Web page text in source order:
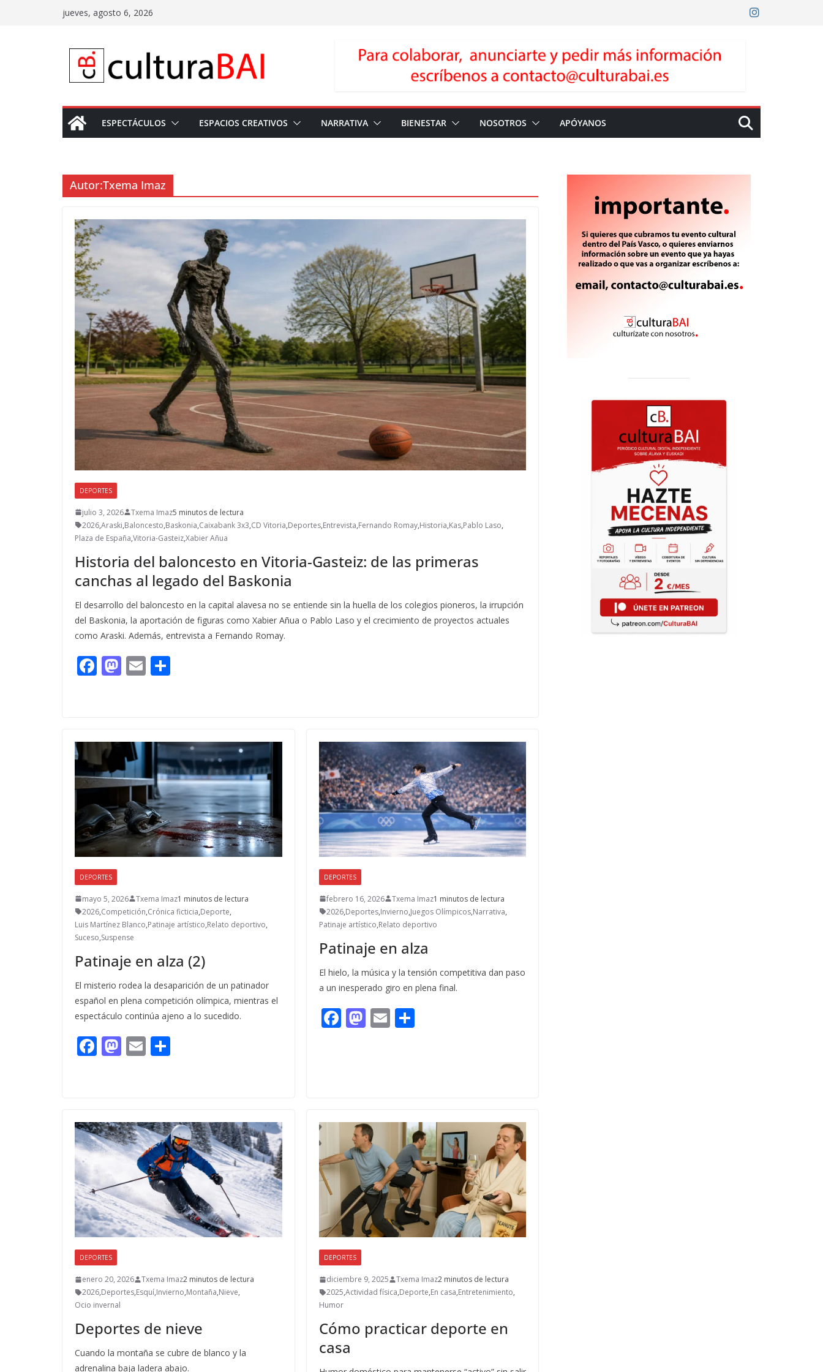
jueves, agosto 6, 2026
ESPECTÁCULOS ESPACIOS CREATIVOS NARRATIVA BIENESTAR NOSOTROS APÓYANOS
Autor:Txema Imaz
DEPORTES
julio 3, 2026 Txema Imaz5 minutos de lectura
2026,Araski,Baloncesto,Baskonia,Caixabank 3x3,CD Vitoria,Deportes,Entrevista,Fernando Romay,Historia,Kas,Pablo Laso,
Plaza de España,Vitoria-Gasteiz,Xabier Añua
Historia del baloncesto en Vitoria-Gasteiz: de las primeras
canchas al legado del Baskonia
El desarrollo del baloncesto en la capital alavesa no se entiende sin la huella de los colegios pioneros, la irrupción
del Baskonia, la aportación de figuras como Xabier Añua o Pablo Laso y el crecimiento de proyectos actuales
como Araski. Además, entrevista a Fernando Romay.
F
o
o
k
M
o
n
E
ar
ti
r
DEPORTES
mayo 5, 2026 Txema Imaz1 minutos de lectura
2026,Competición,Crónica ficticia,Deporte,
Luis Martínez Blanco,Patinaje artístico,Relato deportivo,
Suceso,Suspense
Patinaje en alza (2)
El misterio rodea la desaparición de un patinador
español en plena competición olímpica, mientras el
espectáculo continúa ajeno a lo sucedido.
F
o
o
k
M
o
n
E
ar
ti
r
DEPORTES
febrero 16, 2026 Txema Imaz1 minutos de lectura
2026,Deportes,Invierno,Juegos Olímpicos,Narrativa,
Patinaje artístico,Relato deportivo
Patinaje en alza
El hielo, la música y la tensión competitiva dan paso
a un inesperado giro en plena final.
F
o
M
n
E C
ti
r
DEPORTES
enero 20, 2026 Txema Imaz2 minutos de lectura
2026,Deportes,Esquí,Invierno,Montaña,Nieve,
Ocio invernal
Deportes de nieve
Cuando la montaña se cubre de blanco y la
adrenalina baja ladera abajo.
DEPORTES
diciembre 9, 2025 Txema Imaz2 minutos de lectura
2025,Actividad física,Deporte,En casa,Entretenimiento,
Humor
Cómo practicar deporte en
casa